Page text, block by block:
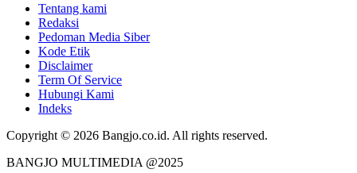
Tentang kami
Redaksi
Pedoman Media Siber
Kode Etik
Disclaimer
Term Of Service
Hubungi Kami
Indeks
Copyright © 2026 Bangjo.co.id. All rights reserved.
BANGJO MULTIMEDIA @2025